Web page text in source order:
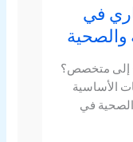
في
والصحية
إلى متخصص؟
الأساسية
الصحية في